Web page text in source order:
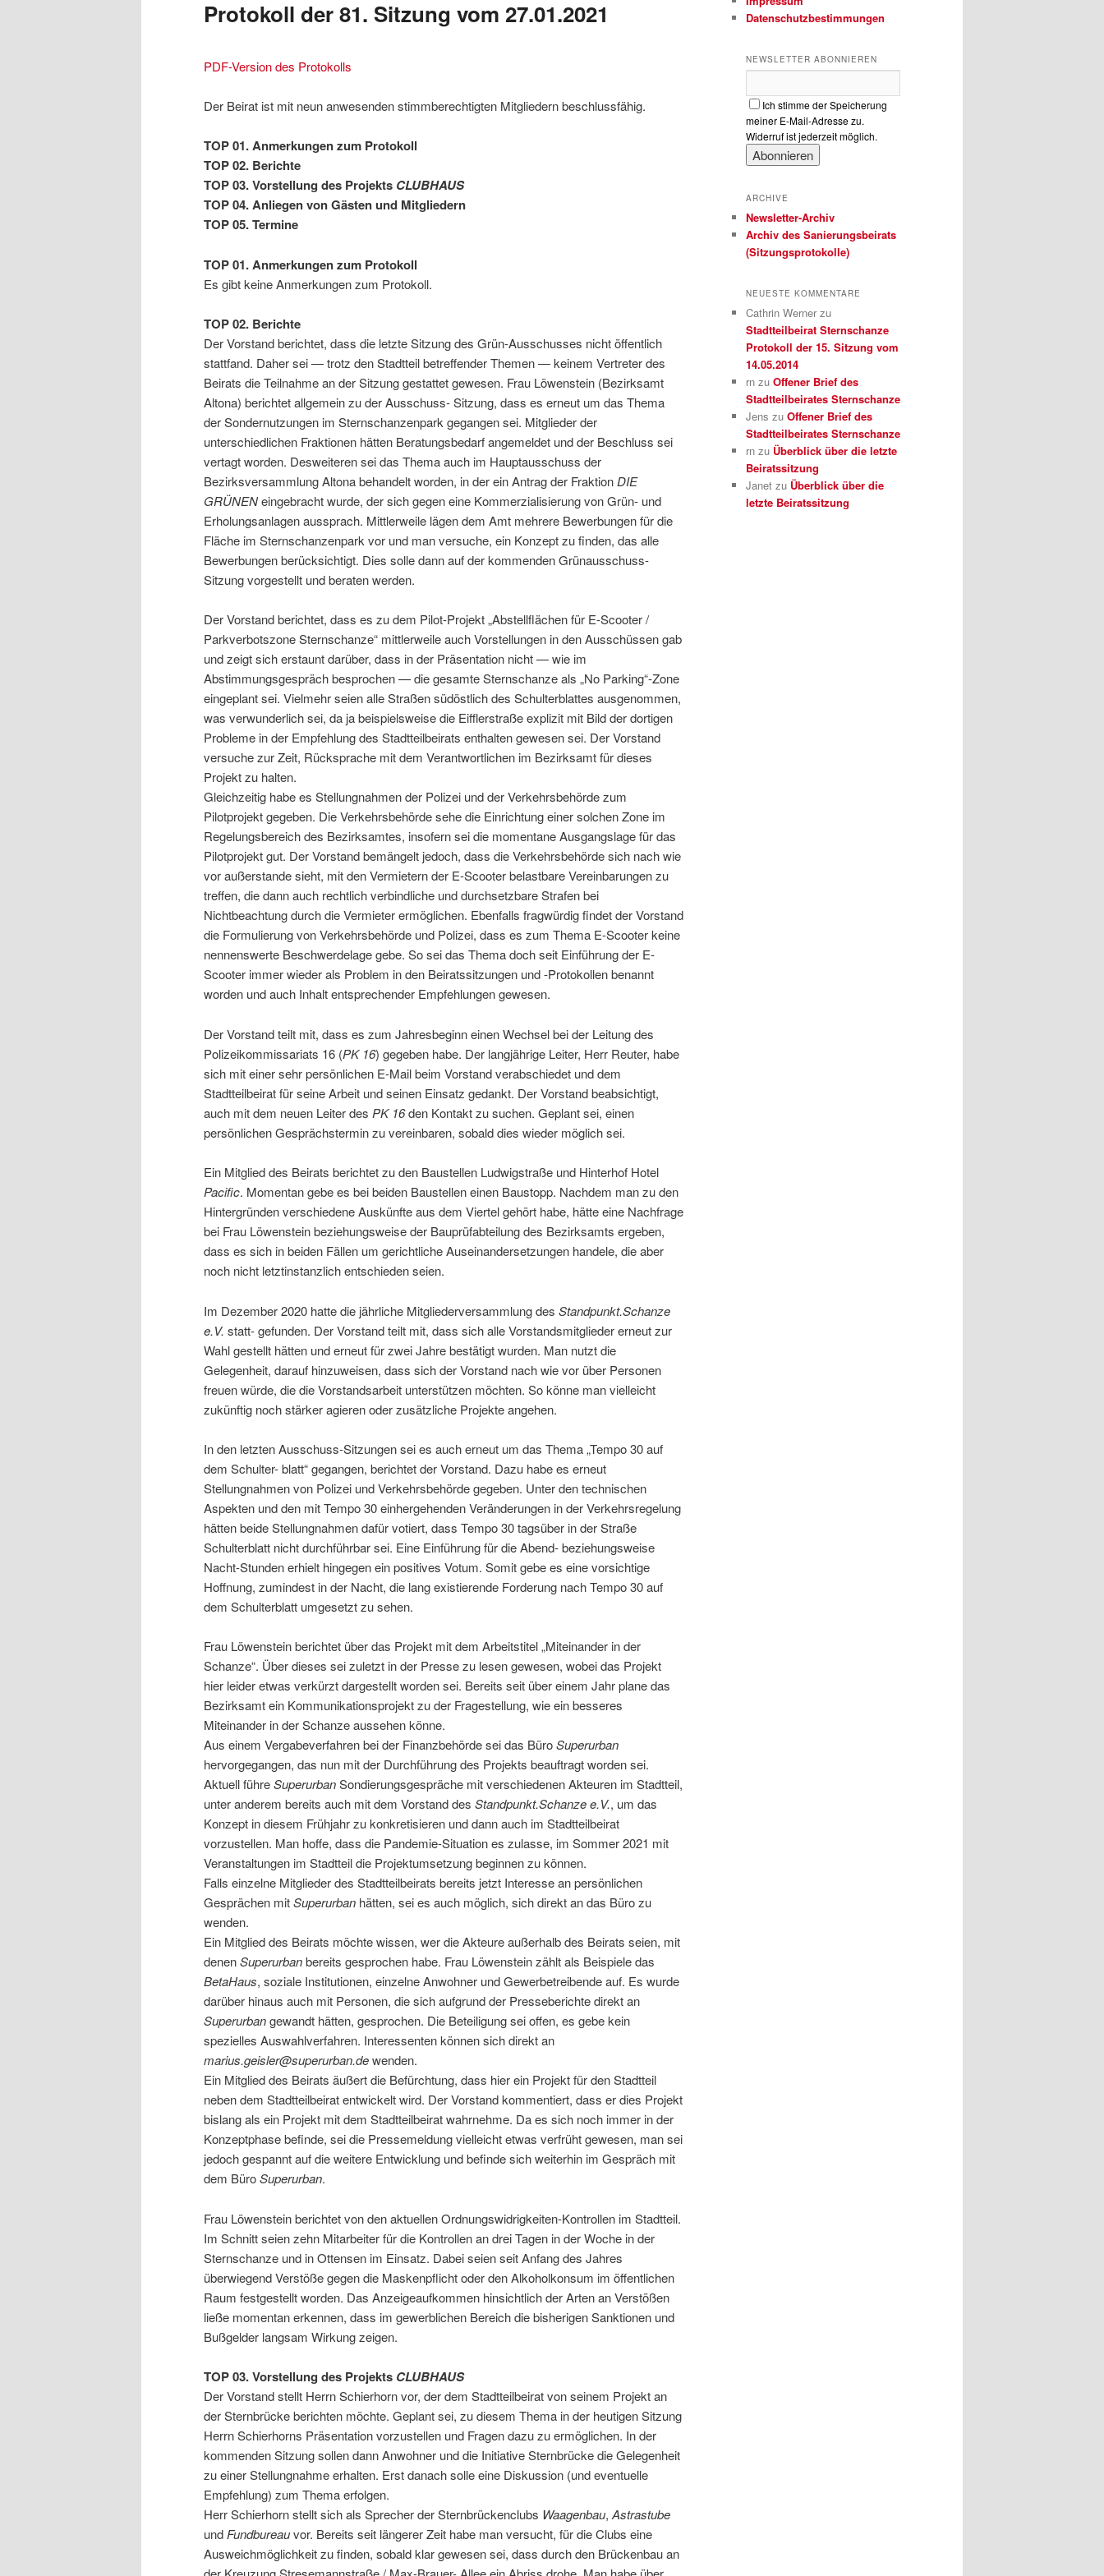
Protokoll der 81. Sitzung vom 27.01.2021
PDF-Version des Protokolls
Der Beirat ist mit neun anwesenden stimmberechtigten Mitgliedern beschlussfähig.
TOP 01. Anmerkungen zum Protokoll
TOP 02. Berichte
TOP 03. Vorstellung des Projekts CLUBHAUS
TOP 04. Anliegen von Gästen und Mitgliedern
TOP 05. Termine
TOP 01. Anmerkungen zum Protokoll
Es gibt keine Anmerkungen zum Protokoll.
TOP 02. Berichte
Der Vorstand berichtet, dass die letzte Sitzung des Grün-Ausschusses nicht öffentlich
stattfand. Daher sei — trotz den Stadtteil betreffender Themen — keinem Vertreter des
Beirats die Teilnahme an der Sitzung gestattet gewesen. Frau Löwenstein (Bezirksamt
Altona) berichtet allgemein zu der Ausschuss- Sitzung, dass es erneut um das Thema
der Sondernutzungen im Sternschanzenpark gegangen sei. Mitglieder der
unterschiedlichen Fraktionen hätten Beratungsbedarf angemeldet und der Beschluss sei
vertagt worden. Desweiteren sei das Thema auch im Hauptausschuss der
Bezirksversammlung Altona behandelt worden, in der ein Antrag der Fraktion DIE
GRÜNENeingebracht wurde, der sich gegen eine Kommerzialisierung von Grün- und
Erholungsanlagen aussprach. Mittlerweile lägen dem Amt mehrere Bewerbungen für die
Fläche im Sternschanzenpark vor und man versuche, ein Konzept zu finden, das alle
Bewerbungen berücksichtigt. Dies solle dann auf der kommenden Grünausschuss-
Sitzung vorgestellt und beraten werden.
Der Vorstand berichtet, dass es zu dem Pilot-Projekt „Abstellflächen für E-Scooter /
Parkverbotszone Sternschanze“ mittlerweile auch Vorstellungen in den Ausschüssen gab
und zeigt sich erstaunt darüber, dass in der Präsentation nicht — wie im
Abstimmungsgespräch besprochen — die gesamte Sternschanze als „No Parking“-Zone
eingeplant sei. Vielmehr seien alle Straßen südöstlich des Schulterblattes ausgenommen,
was verwunderlich sei, da ja beispielsweise die Eifflerstraße explizit mit Bild der dortigen
Probleme in der Empfehlung des Stadtteilbeirats enthalten gewesen sei. Der Vorstand
versuche zur Zeit, Rücksprache mit dem Verantwortlichen im Bezirksamt für dieses
Projekt zu halten.
Gleichzeitig habe es Stellungnahmen der Polizei und der Verkehrsbehörde zum
Pilotprojekt gegeben. Die Verkehrsbehörde sehe die Einrichtung einer solchen Zone im
Regelungsbereich des Bezirksamtes, insofern sei die momentane Ausgangslage für das
Pilotprojekt gut. Der Vorstand bemängelt jedoch, dass die Verkehrsbehörde sich nach wie
vor außerstande sieht, mit den Vermietern der E-Scooter belastbare Vereinbarungen zu
treffen, die dann auch rechtlich verbindliche und durchsetzbare Strafen bei
Nichtbeachtung durch die Vermieter ermöglichen. Ebenfalls fragwürdig findet der Vorstand
die Formulierung von Verkehrsbehörde und Polizei, dass es zum Thema E-Scooter keine
nennenswerte Beschwerdelage gebe. So sei das Thema doch seit Einführung der E-
Scooter immer wieder als Problem in den Beiratssitzungen und -Protokollen benannt
worden und auch Inhalt entsprechender Empfehlungen gewesen.
Der Vorstand teilt mit, dass es zum Jahresbeginn einen Wechsel bei der Leitung des
Polizeikommissariats 16 (PK 16) gegeben habe. Der langjährige Leiter, Herr Reuter, habe
sich mit einer sehr persönlichen E-Mail beim Vorstand verabschiedet und dem
Stadtteilbeirat für seine Arbeit und seinen Einsatz gedankt. Der Vorstand beabsichtigt,
auch mit dem neuen Leiter des PK 16den Kontakt zu suchen. Geplant sei, einen
persönlichen Gesprächstermin zu vereinbaren, sobald dies wieder möglich sei.
Ein Mitglied des Beirats berichtet zu den Baustellen Ludwigstraße und Hinterhof Hotel
Pacific. Momentan gebe es bei beiden Baustellen einen Baustopp. Nachdem man zu den
Hintergründen verschiedene Auskünfte aus dem Viertel gehört habe, hätte eine Nachfrage
bei Frau Löwenstein beziehungsweise der Bauprüfabteilung des Bezirksamts ergeben,
dass es sich in beiden Fällen um gerichtliche Auseinandersetzungen handele, die aber
noch nicht letztinstanzlich entschieden seien.
Im Dezember 2020 hatte die jährliche Mitgliederversammlung des Standpunkt.Schanze
e.V. statt- gefunden. Der Vorstand teilt mit, dass sich alle Vorstandsmitglieder erneut zur
Wahl gestellt hätten und erneut für zwei Jahre bestätigt wurden. Man nutzt die
Gelegenheit, darauf hinzuweisen, dass sich der Vorstand nach wie vor über Personen
freuen würde, die die Vorstandsarbeit unterstützen möchten. So könne man vielleicht
zukünftig noch stärker agieren oder zusätzliche Projekte angehen.
In den letzten Ausschuss-Sitzungen sei es auch erneut um das Thema „Tempo 30 auf
dem Schulter- blatt“ gegangen, berichtet der Vorstand. Dazu habe es erneut
Stellungnahmen von Polizei und Verkehrsbehörde gegeben. Unter den technischen
Aspekten und den mit Tempo 30 einhergehenden Veränderungen in der Verkehrsregelung
hätten beide Stellungnahmen dafür votiert, dass Tempo 30 tagsüber in der Straße
Schulterblatt nicht durchführbar sei. Eine Einführung für die Abend- beziehungsweise
Nacht-Stunden erhielt hingegen ein positives Votum. Somit gebe es eine vorsichtige
Hoffnung, zumindest in der Nacht, die lang existierende Forderung nach Tempo 30 auf
dem Schulterblatt umgesetzt zu sehen.
Frau Löwenstein berichtet über das Projekt mit dem Arbeitstitel „Miteinander in der
Schanze“. Über dieses sei zuletzt in der Presse zu lesen gewesen, wobei das Projekt
hier leider etwas verkürzt dargestellt worden sei. Bereits seit über einem Jahr plane das
Bezirksamt ein Kommunikationsprojekt zu der Fragestellung, wie ein besseres
Miteinander in der Schanze aussehen könne.
Aus einem Vergabeverfahren bei der Finanzbehörde sei das BüroSuperurban
hervorgegangen, das nun mit der Durchführung des Projekts beauftragt worden sei.
Aktuell führeSuperurbanSondierungsgespräche mit verschiedenen Akteuren im Stadtteil,
unter anderem bereits auch mit dem Vorstand des Standpunkt.Schanze e.V., um das
Konzept in diesem Frühjahr zu konkretisieren und dann auch im Stadtteilbeirat
vorzustellen. Man hoffe, dass die Pandemie-Situation es zulasse, im Sommer 2021 mit
Veranstaltungen im Stadtteil die Projektumsetzung beginnen zu können.
Falls einzelne Mitglieder des Stadtteilbeirats bereits jetzt Interesse an persönlichen
Gesprächen mitSuperurban hätten, sei es auch möglich, sich direkt an das Büro zu
wenden.
Ein Mitglied des Beirats möchte wissen, wer die Akteure außerhalb des Beirats seien, mit
denenSuperurbanbereits gesprochen habe. Frau Löwenstein zählt als Beispiele das
BetaHaus, soziale Institutionen, einzelne Anwohner und Gewerbetreibende auf. Es wurde
darüber hinaus auch mit Personen, die sich aufgrund der Presseberichte direkt an
Superurbangewandt hätten, gesprochen. Die Beteiligung sei offen, es gebe kein
spezielles Auswahlverfahren. Interessenten können sich direkt an
marius.geisler@superurban.dewenden.
Ein Mitglied des Beirats äußert die Befürchtung, dass hier ein Projekt für den Stadtteil
neben dem Stadtteilbeirat entwickelt wird. Der Vorstand kommentiert, dass er dies Projekt
bislang als ein Projekt mit dem Stadtteilbeirat wahrnehme. Da es sich noch immer in der
Konzeptphase befinde, sei die Pressemeldung vielleicht etwas verfrüht gewesen, man sei
jedoch gespannt auf die weitere Entwicklung und befinde sich weiterhin im Gespräch mit
dem BüroSuperurban.
Frau Löwenstein berichtet von den aktuellen Ordnungswidrigkeiten-Kontrollen im Stadtteil.
Im Schnitt seien zehn Mitarbeiter für die Kontrollen an drei Tagen in der Woche in der
Sternschanze und in Ottensen im Einsatz. Dabei seien seit Anfang des Jahres
überwiegend Verstöße gegen die Maskenpflicht oder den Alkoholkonsum im öffentlichen
Raum festgestellt worden. Das Anzeigeaufkommen hinsichtlich der Arten an Verstößen
ließe momentan erkennen, dass im gewerblichen Bereich die bisherigen Sanktionen und
Bußgelder langsam Wirkung zeigen.
TOP 03. Vorstellung des Projekts CLUBHAUS
Der Vorstand stellt Herrn Schierhorn vor, der dem Stadtteilbeirat von seinem Projekt an
der Sternbrücke berichten möchte. Geplant sei, zu diesem Thema in der heutigen Sitzung
Herrn Schierhorns Präsentation vorzustellen und Fragen dazu zu ermöglichen. In der
kommenden Sitzung sollen dann Anwohner und die Initiative Sternbrücke die Gelegenheit
zu einer Stellungnahme erhalten. Erst danach solle eine Diskussion (und eventuelle
Empfehlung) zum Thema erfolgen.
Herr Schierhorn stellt sich als Sprecher der Sternbrückenclubs Waagenbau, Astrastube
und Fundbureauvor. Bereits seit längerer Zeit habe man versucht, für die Clubs eine
Ausweichmöglichkeit zu finden, sobald klar gewesen sei, dass durch den Brückenbau an
Datenschutzbestimmungen
NEWSLETTER ABONNIEREN
Ich stimme der Speicherung
meiner E-Mail-Adresse zu.
Widerruf ist jederzeit möglich.
ARCHIVE
Newsletter-Archiv
Archiv des Sanierungsbeirats
(Sitzungsprotokolle)
NEUESTE KOMMENTARE
Cathrin Werner zu
Stadtteilbeirat Sternschanze
Protokoll der 15. Sitzung vom
14.05.2014
rn zu Offener Brief des
Stadtteilbeirates Sternschanze
Jens zu Offener Brief des
Stadtteilbeirates Sternschanze
rn zu Überblick über die letzte
Beiratssitzung
Janet zu Überblick über die
letzte Beiratssitzung